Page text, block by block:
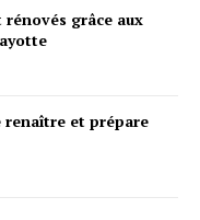
grâce aux
et prépare